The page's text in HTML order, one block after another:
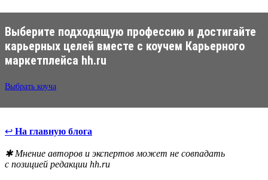
Выберите подходящую профессию и достигайте
карьерных целей вместе с коучем Карьерного
маркетплейса hh.ru
Выбрать коуча
↩ На главную блога
✱ Мнение авторов и экспертов может не совпадать
с позицией редакции hh.ru